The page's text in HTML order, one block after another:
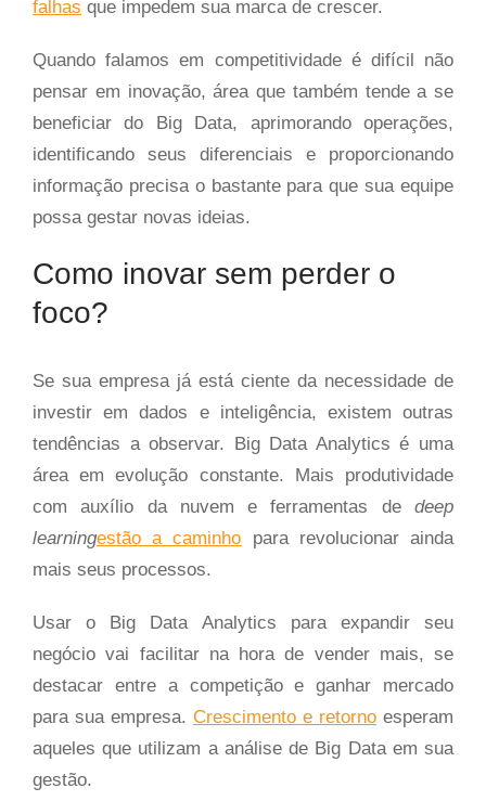
falhas que impedem sua marca de crescer.
Quando falamos em competitividade é difícil não
pensar em inovação, área que também tende a se
beneficiar do Big Data, aprimorando operações,
identificando seus diferenciais e proporcionando
informação precisa o bastante para que sua equipe
possa gestar novas ideias.
Como inovar sem perder o
foco?
Se sua empresa já está ciente da necessidade de
investir em dados e inteligência, existem outras
tendências a observar. Big Data Analytics é uma
área em evolução constante. Mais produtividade
com auxílio da nuvem e ferramentas de deep
learningestão a caminho para revolucionar ainda
mais seus processos.
Usar o Big Data Analytics para expandir seu
negócio vai facilitar na hora de vender mais, se
destacar entre a competição e ganhar mercado
para sua empresa. Crescimento e retorno esperam
aqueles que utilizam a análise de Big Data em sua
gestão.